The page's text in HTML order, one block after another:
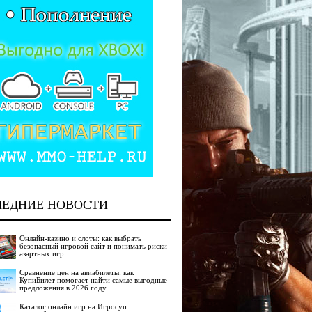
НОВОСТИ
Онлайн-казино и слоты: как выбрать
безопасный игровой сайт и понимать риски
азартных игр
Сравнение цен на авиабилеты: как
КупиБилет помогает найти самые выгодные
предложения в 2026 году
Каталог онлайн игр на Игросуп: